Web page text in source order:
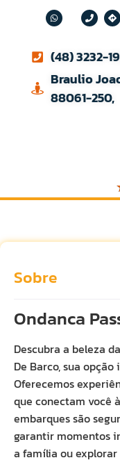
(48) 3232-
Braulio
88061-250,
Sobre
Ondanca
Descubra a beleza
De Barco, sua
Oferecemos
que conectam você
embarques são
garantir momentos
a família ou explorar